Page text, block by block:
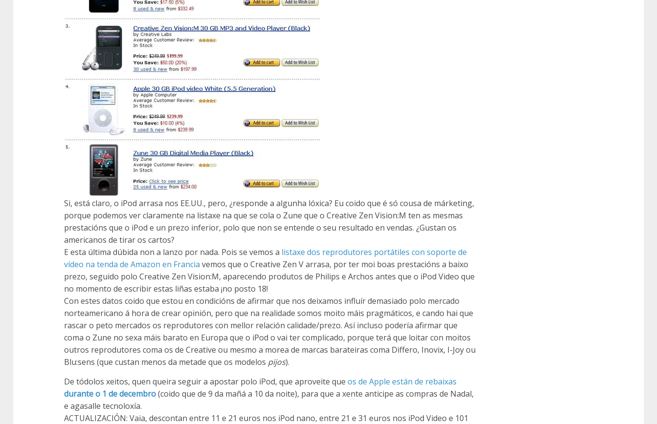
Si, está claro, o iPod arrasa nos EE.UU., pero, ¿responde a algunha lóxica? Eu coido que é só cousa de márketing,
porque podemos ver claramente na listaxe na que se cola o Zune que o Creative Zen Vision:M ten as mesmas
prestacións que o iPod e un prezo inferior, polo que non se entende o seu resultado en vendas. ¿Gustan os
americanos de tirar os cartos?
E esta última dúbida non a lanzo por nada. Pois se vemos a listaxe dos reprodutores portátiles con soporte de
vídeo na tenda de Amazon en Francia vemos que o Creative Zen V arrasa, por ter moi boas prestacións a baixo
prezo, seguido polo Creative Zen Vision:M, aparecendo produtos de Philips e Archos antes que o iPod Video que
no momento de escribir estas liñas estaba ¡no posto 18!
Con estes datos coido que estou en condicións de afirmar que nos deixamos influír demasiado polo mercado
norteamericano á hora de crear opinión, pero que na realidade somos moito máis pragmáticos, e cando hai que
rascar o peto mercados os reprodutores con mellor relación calidade/prezo. Así incluso podería afirmar que
coma o Zune no sexa máis barato en Europa que o iPod o vai ter complicado, porque terá que loitar con moitos
outros reprodutores coma os de Creative ou mesmo a morea de marcas barateiras coma Differo, Inovix, I-Joy ou
Blu:sens (que custan menos da metade que os modelos pijos).
De tódolos xeitos, quen queira seguir a apostar polo iPod, que aproveite que os de Apple están de rebaixas
durante o 1 de decembro(coido que de 9 da mañá a 10 da noite), para que a xente anticipe as compras de Nadal,
e agasalle tecnoloxía.
ACTUALIZACIÓN: Vaia, descontan entre 11 e 21 euros nos iPod nano, entre 21 e 31 euros nos iPod Video e 101